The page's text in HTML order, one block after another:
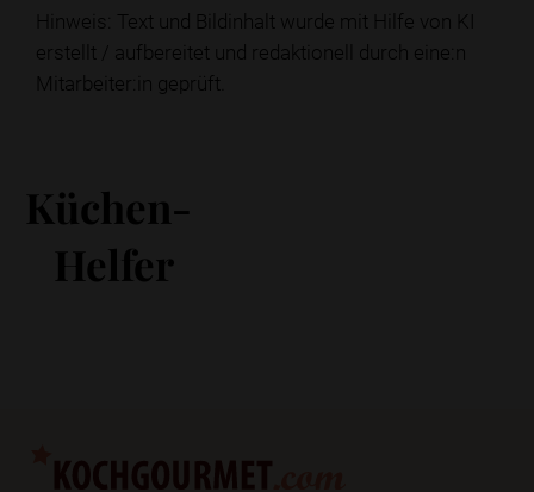
Hinweis: Text und Bildinhalt wurde mit Hilfe von KI
erstellt / aufbereitet und redaktionell durch eine:n
Mitarbeiter:in geprüft.
Küchen-
Helfer